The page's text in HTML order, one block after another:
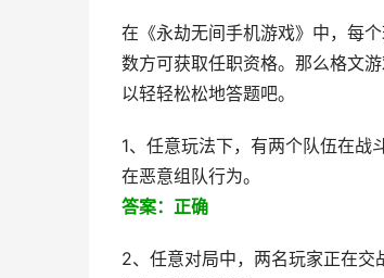
在《永劫无间手机游戏》中，每
数方可获取任职资格。那么格文
以轻轻松松地答题吧。
1、任意玩法下，有两个队伍在战
在恶意组队行为。
答案：正确
2、任意对局中，两名玩家正在